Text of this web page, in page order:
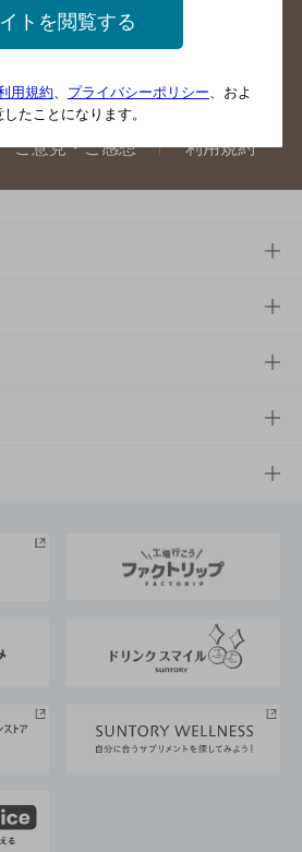
内
店舗情報更新方法のご案内
店舗様ログイン
ご意見・ご感想 利用規約
ズ大阪
サステナビリティ経営
トを閲覧する
用規約 プライバシーポリシー 、およ
たことになります。